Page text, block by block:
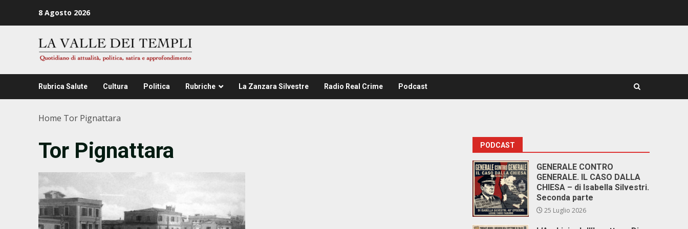
8 Agosto 2026
Rubrica Salute Cultura Politica Rubriche La Zanzara Silvestre Radio Real Crime Podcast
Home Tor Pignattara
Tor Pignattara PODCAST
GENERALE CONTRO
GENERALE. IL CASO DALLA
CHIESA – di Isabella Silvestri.
Seconda parte
25 Luglio 2026